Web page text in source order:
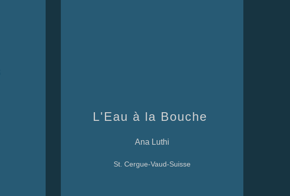
L'Eau à la Bouche
Ana Luthi
St. Cergue-Vaud-Suisse